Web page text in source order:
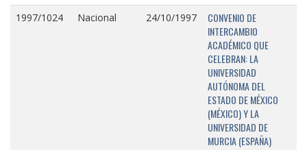
1997/1024 Nacional 24/10/1997
CONVENIO DE
INTERCAMBIO
ACADÉMICO QUE
CELEBRAN: LA
UNIVERSIDAD
AUTÓNOMA DEL
ESTADO DE MÉXICO
(MÉXICO) Y LA
UNIVERSIDAD DE
MURCIA (ESPAÑA)